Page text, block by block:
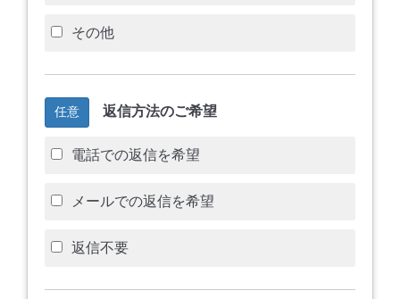
その他
任意 返信方法のご希望
電話での返信を希望
メールでの返信を希望
返信不要